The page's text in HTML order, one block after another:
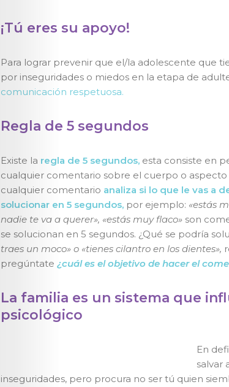
¡Tú eres su apoyo!
Para lograr prevenir que el/la adolescente que
por inseguridades o miedos en la etapa de
comunicación respetuosa.
Regla de 5 segundos
Existe la regla de 5 segundos,esta consiste en
cualquier comentario sobre el cuerpo o aspecto
cualquier comentario analiza si lo que le vas a
solucionar en 5 segundos,por ejemplo: «estás
nadie te va a querer», «estás muy flaco»son
se solucionan en 5 segundos. ¿Qué se podría
traes un moco» o «tienes cilantro en los dientes»,
pregúntate ¿cuál es el objetivo de hacer el
La familia es un sistema que
psicológico
En
salvar
inseguridades, pero procura no ser tú quien